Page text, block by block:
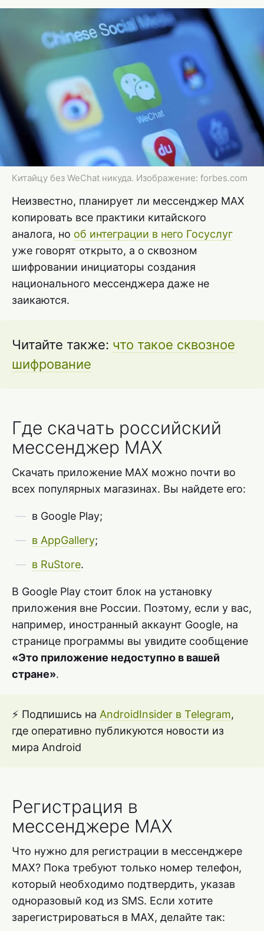
Китайцу без WeChat никуда. Изображение: forbes.com
Неизвестно, планирует ли мессенджер MAX
копировать все практики китайского
аналога, но об интеграции в него Госуслуг
уже говорят открыто, а о сквозном
шифровании инициаторы создания
национального мессенджера даже не
заикаются.
Читайте также: что такое сквозное
шифрование
Где скачать российский
мессенджер MAX
Скачать приложение MAX можно почти во
всех популярных магазинах. Вы найдете его:
в Google Play;
в AppGallery;
в RuStore.
В Google Play стоит блок на установку
приложения вне России. Поэтому, если у вас,
например, иностранный аккаунт Google, на
странице программы вы увидите сообщение
«Это приложение недоступно в вашей
стране».
⚡ Подпишись на AndroidInsider в Telegram,
где оперативно публикуются новости из
мира Android
Регистрация в
мессенджере MAX
Что нужно для регистрации в мессенджере
MAX? Пока требуют только номер телефон,
который необходимо подтвердить, указав
одноразовый код из SMS. Если хотите
зарегистрироваться в MAX, делайте так: